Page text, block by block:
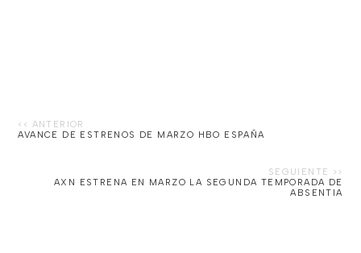
AVANCE DE ESTRENOS DE MARZO HBO ESPAÑA
AXN ESTRENA EN MARZO LA SEGUNDA TEMPORADA DE
ABSENTIA